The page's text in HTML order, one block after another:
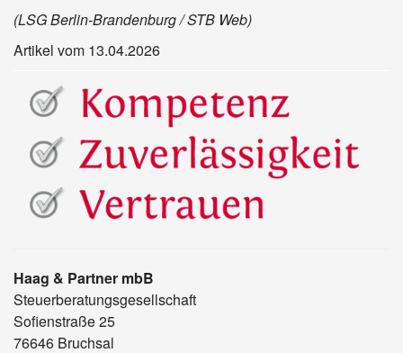
(LSG Berlin-Brandenburg / STB Web)
Artikel vom 13.04.2026
Haag & Partner mbB
Steuerberatungsgesellschaft
Sofienstraße 25
76646 Bruchsal